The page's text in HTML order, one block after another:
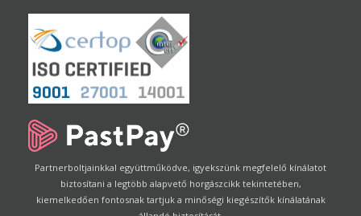
Partnerboltjainkkal együttműködve, igyekszünk megfelelő kínálatot
biztosítani a legtöbb alapvető horgászcikk tekintetében,
kiemelkedően fontosnak tartjuk a minőségi kiegészítők kínálatának